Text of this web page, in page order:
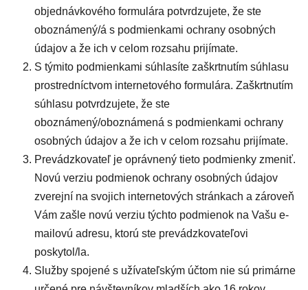
objednávkového formulára potvrdzujete, že ste
oboznámený/á s podmienkami ochrany osobných
údajov a že ich v celom rozsahu prijímate.
S týmito podmienkami súhlasíte zaškrtnutím súhlasu
prostredníctvom internetového formulára. Zaškrtnutím
súhlasu potvrdzujete, že ste
oboznámený/oboznámená s podmienkami ochrany
osobných údajov a že ich v celom rozsahu prijímate.
Prevádzkovateľ je oprávnený tieto podmienky zmeniť.
Novú verziu podmienok ochrany osobných údajov
zverejní na svojich internetových stránkach a zároveň
Vám zašle novú verziu týchto podmienok na Vašu e-
mailovú adresu, ktorú ste prevádzkovateľovi
poskytol/la.
Služby spojené s užívateľským účtom nie sú primárne